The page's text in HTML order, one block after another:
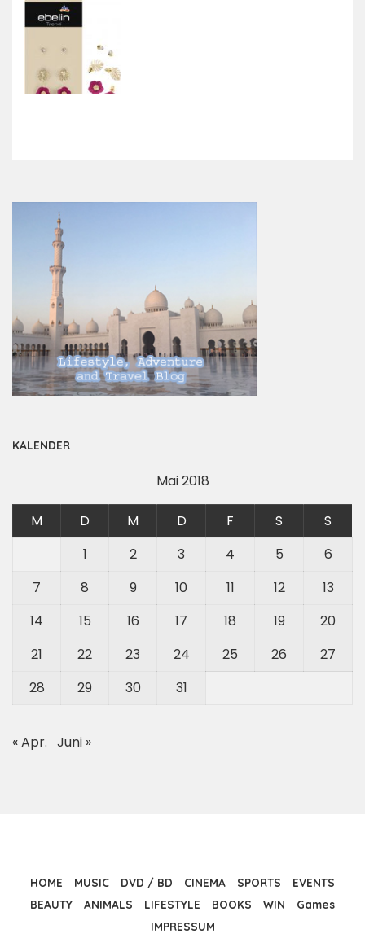
KALENDER
Mai 2018
M D M D F S
S
1
2 3 4 5
6
7
8 9 10 11 12
13
14
15 16 17 18 19
20
21
22 23 24 25 26
27
28
29 30 31
« Apr. Juni »
HOME MUSIC DVD / BD CINEMA SPORTS
EVENTS
BEAUTY
ANIMALS LIFESTYLE BOOKS WIN
Games
IMPRESSUM